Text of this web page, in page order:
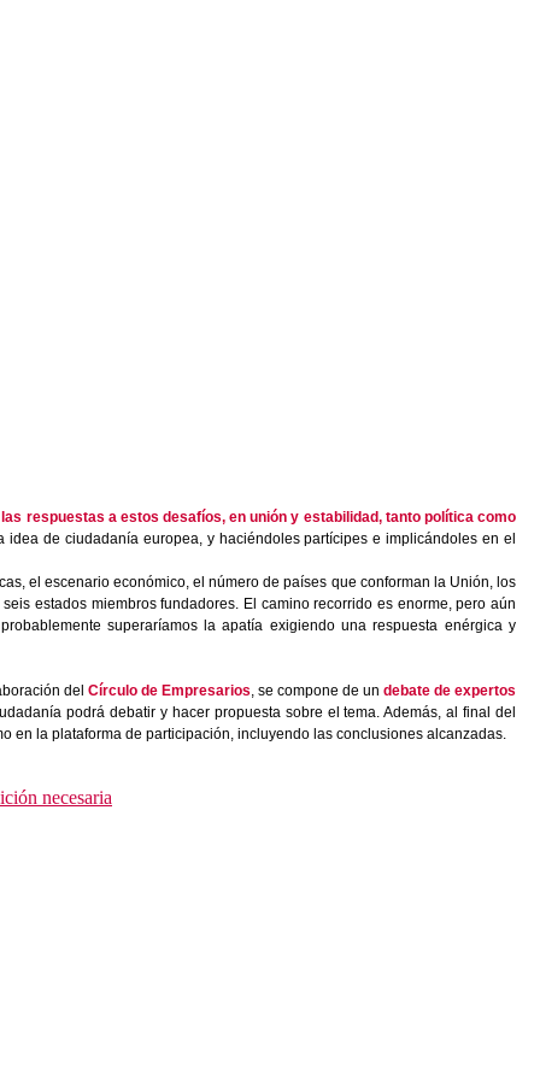
respuestas a estos desafíos, en unión y estabilidad, tanto política como
de ciudadanía europea, y haciéndoles partícipes e implicándoles en el
el escenario económico, el número de países que conforman la Unión, los
estados miembros fundadores. El camino recorrido es enorme, pero aún
superaríamos la apatía exigiendo una respuesta enérgica y
del Círculo de Empresarios, se compone de un debate de expertos
podrá debatir y hacer propuesta sobre el tema. Además, al final del
en la plataforma de participación, incluyendo las conclusiones alcanzadas.